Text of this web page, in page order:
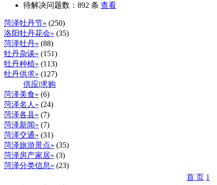
待解决问题数： 892 条 查看
菏泽牡丹节» (250)
洛阳牡丹花会» (35)
菏泽牡丹» (88)
牡丹杂谈» (151)
牡丹种植» (113)
牡丹供求» (127)
供应|求购
菏泽美食» (6)
菏泽名人» (24)
菏泽各县» (7)
菏泽新闻» (7)
菏泽交通» (31)
菏泽旅游景点» (35)
菏泽房产家居» (3)
菏泽分类信息» (23)
首 页 1